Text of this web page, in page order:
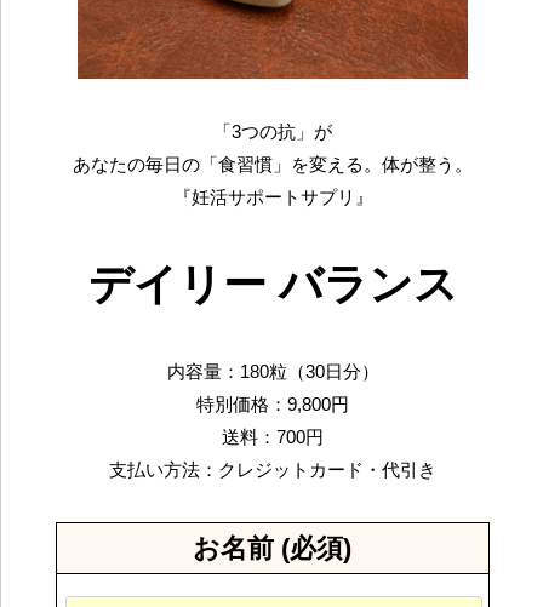
「3つの抗」が
あなたの毎日の「食習慣」を変える。体が整う。
『妊活サポートサプリ』
デイリー バランス
内容量：180粒（30日分）
特別価格：9,800円
送料：700円
支払い方法：クレジットカード・代引き
お名前 (必須)